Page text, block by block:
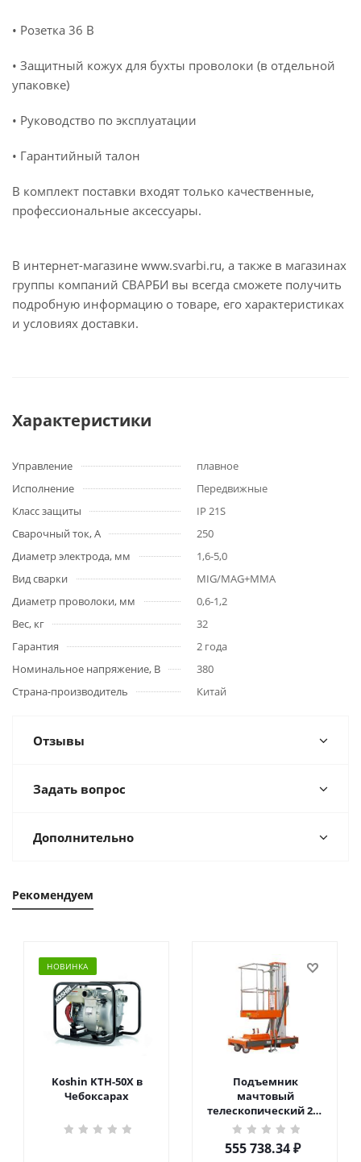
• Розетка 36 В
• Защитный кожух для бухты проволоки (в отдельной
упаковке)
• Руководство по эксплуатации
• Гарантийный талон
В комплект поставки входят только качественные,
профессиональные аксессуары.
В интернет-магазине www.svarbi.ru, а также в магазинах
группы компаний СВАРБИ вы всегда сможете получить
подробную информацию о товаре, его характеристиках
и условиях доставки.
Характеристики
Управление
плавное
Исполнение
Передвижные
Класс защиты
IP 21S
Сварочный ток, А
250
Диаметр электрода, мм
1,6-5,0
Вид сварки
MIG/MAG+MMA
Диаметр проволоки, мм
0,6-1,2
Вес, кг
32
Гарантия
2 года
Номинальное напряжение, В
380
Страна-производитель
Китай
Отзывы
Задать вопрос
Дополнительно
Рекомендуем
НОВИНКА
Koshin KTH-50X в
Чебоксарах
Подъемник
мачтовый
телескопический 200
кг 6 м TOR GTWY6-200S
DC 2-мачтовый
(автономный) (G) в
555 738.34₽